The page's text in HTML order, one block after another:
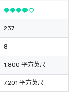
237
8
1,800 平方英尺
7,201 平方英尺